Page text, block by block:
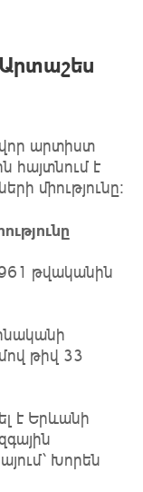
արտիստ
հայտնում է
միությունը։
թվականին
թիվ 33
է Երևանի
Խորեն